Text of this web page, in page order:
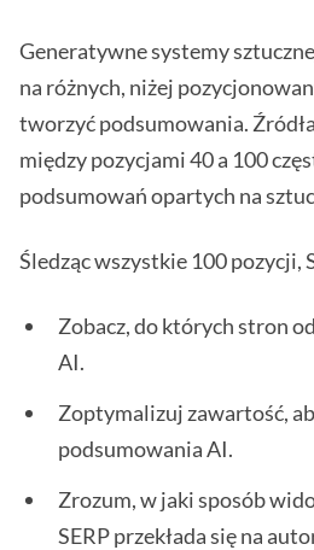
Generatywne systemy
na różnych, niżej
tworzyć podsumowania.
między pozycjami 40 a 100
podsumowań opartych na
Śledząc wszystkie 100 pozycji,
Zobacz, do których stron
AI.
Zoptymalizuj zawartość,
podsumowania AI.
Zrozum, w jaki sposób
SERP przekłada się na